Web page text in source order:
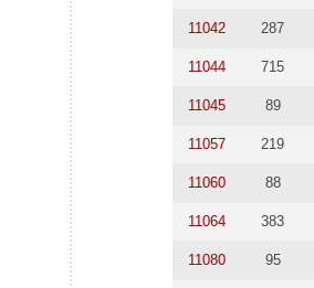
11042 287
11044 715
11045 89
11057 219
11060 88
11064 383
11080 95